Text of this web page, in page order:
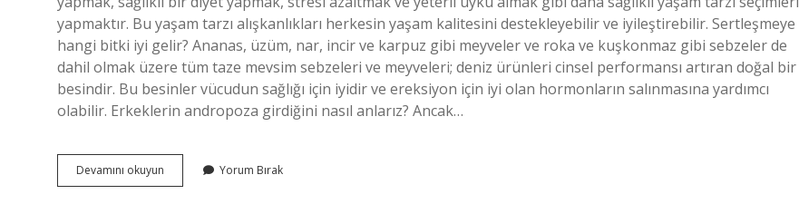
yapmaktır. Bu yaşam tarzı alışkanlıkları herkesin yaşam kalitesini destekleyebilir ve iyileştirebilir. Sertleşmeye
hangi bitki iyi gelir? Ananas, üzüm, nar, incir ve karpuz gibi meyveler ve roka ve kuşkonmaz gibi sebzeler de
dahil olmak üzere tüm taze mevsim sebzeleri ve meyveleri; deniz ürünleri cinsel performansı artıran doğal bir
besindir. Bu besinler vücudun sağlığı için iyidir ve ereksiyon için iyi olan hormonların salınmasına yardımcı
olabilir. Erkeklerin andropoza girdiğini nasıl anlarız? Ancak…
Devamını okuyun Andropoza
Hangi
Yorum Bırak